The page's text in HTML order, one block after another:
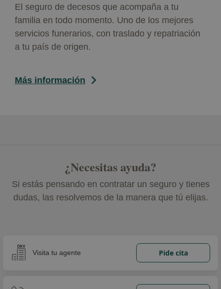
El seguro de decesos que acompaña a tu
familia en todo momento. Uno de los mejores
servicios funerarios, con traslado y repatriación
a tu país de origen.
Más información
¿Necesitas ayuda?
Si estás pensando en contratar un seguro y tienes
dudas, las resolvemos de la manera que tú elijas.
Visita tu agente Pide cita